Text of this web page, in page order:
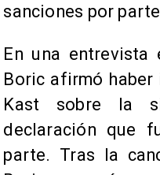
sanciones por
En una entrevista
Boric afirmó
Kast sobre la
declaración que
parte. Tras la